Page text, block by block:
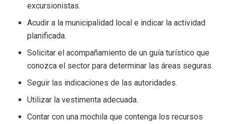
excursionistas.
Acudir a la municipalidad local e indicar la actividad
planificada.
Solicitar el acompañamiento de un guía turístico que
conozca el sector para determinar las áreas seguras.
Seguir las indicaciones de las autoridades.
Utilizar la vestimenta adecuada.
Contar con una mochila que contenga los recursos